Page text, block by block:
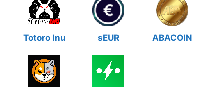
Totoro Inu sEUR ABACOIN